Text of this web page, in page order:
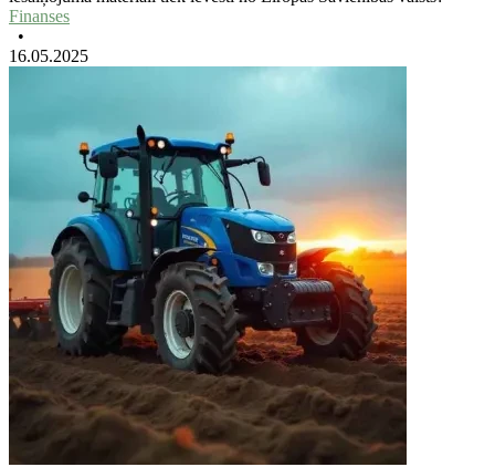
Finanses
•
16.05.2025